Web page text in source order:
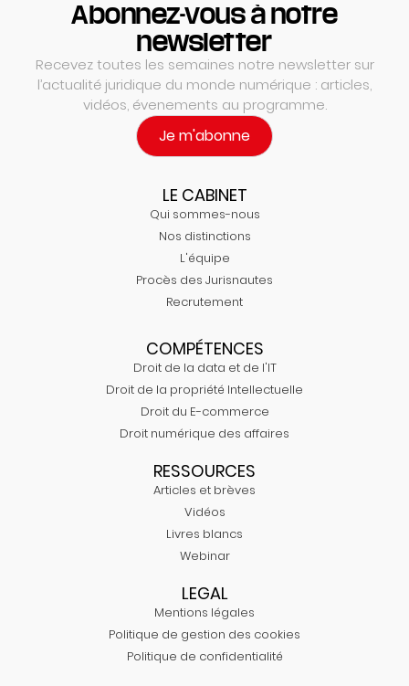
Abonnez-vous à notre
newsletter
Recevez toutes les semaines notre newsletter sur
l’actualité juridique du monde numérique : articles,
vidéos, évenements au programme.
Je m'abonne
LE CABINET
Qui sommes-nous
Nos distinctions
L'équipe
Procès des Jurisnautes
Recrutement
COMPÉTENCES
Droit de la data et de l'IT
Droit de la propriété Intellectuelle
Droit du E-commerce
Droit numérique des affaires
RESSOURCES
Articles et brèves
Vidéos
Livres blancs
Webinar
LEGAL
Mentions légales
Politique de gestion des cookies
Politique de confidentialité